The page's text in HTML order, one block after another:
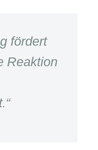
fördert
Reaktion